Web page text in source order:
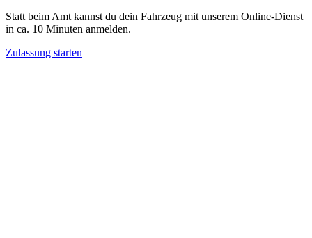
Statt beim Amt kannst du dein Fahrzeug mit unserem Online-Dienst
in ca. 10 Minuten anmelden.
Zulassung starten